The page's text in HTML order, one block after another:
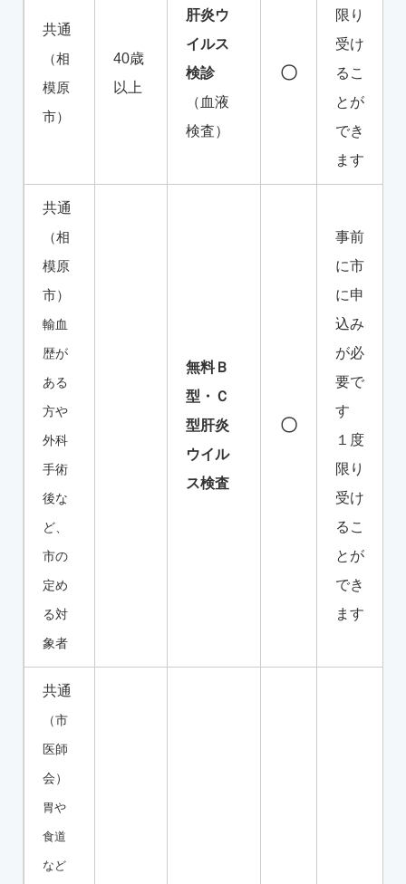
共通
（相
模原
市）
40歳
以上
肝炎ウ
イルス
検診
（血液
検査）
〇
限り
受け
るこ
とが
でき
ます
共通
（相
模原
市）
輸血
歴が
ある
方や
外科
手術
後な
ど、
市の
定め
る対
象者
無料Ｂ
型・Ｃ
型肝炎
ウイル
ス検査
〇
事前
に市
に申
込み
が必
要で
す
１度
限り
受け
るこ
とが
でき
ます
共通
（市
医師
会）
胃や
食道
など